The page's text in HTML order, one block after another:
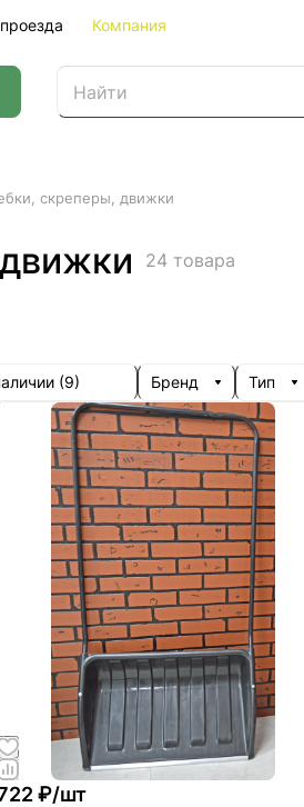
Компания
скреперы, движки
24 товара
(9) Бренд Тип
₽/шт